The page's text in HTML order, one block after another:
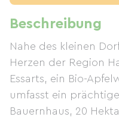
Beschreibung
Nahe des kleinen
Herzen der Region
Essarts, ein Bio-
umfasst ein
Bauernhaus, 20